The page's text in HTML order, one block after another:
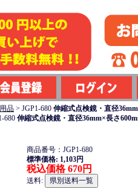
品 > JGP1-680 伸縮式点検鏡・直径
680 伸縮式点検鏡・直径36mm×長さ
商品番号：JGP1-680
標準価格: 1,103円
税込価格 670円
送料: